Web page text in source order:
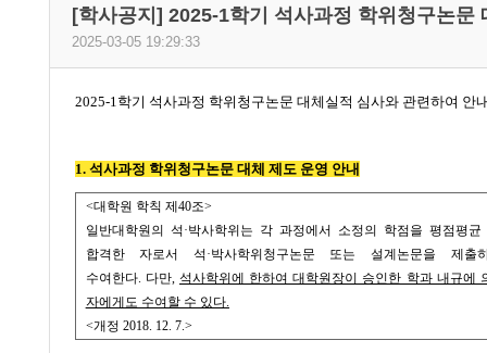
[학사공지] 2025-1학기 석사과정 학위청구논
2025-03-05 19:29:33
2025-1학기 석사과정 학위청구논문 대체실적 심사와 관련하여 안
1. 석사과정 학위청구논문 대체 제도 운영 안내
<대학원 학칙 제 40조>
일반대학원의 석 ·박사학위는 각 과정에서 소정의 학점을 평점평
합격한 자로서 석 ·박사학위청구논문 또는 설계논문을 제
수여한다. 다만,석사학위에 한하여 대학원장이 승인한 학과 내규에
자에게도 수여할 수 있다.
<개정 2018. 12. 7.>